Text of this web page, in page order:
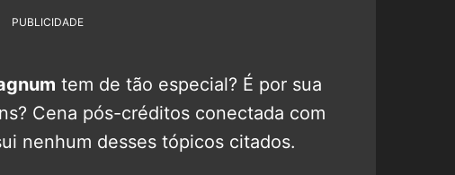
PUBLICIDADE
tem de tão especial? É por sua
Cena pós-créditos conectada com
nenhum desses tópicos citados.